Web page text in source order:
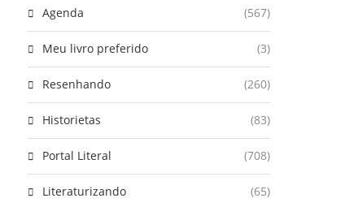
Agenda (567)
Meu livro preferido (3)
Resenhando (260)
Historietas (83)
Portal Literal (708)
Literaturizando (65)